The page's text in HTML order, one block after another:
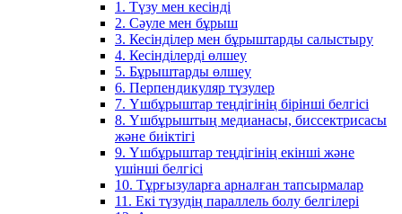
1. Түзу мен кесінді
2. Сәуле мен бұрыш
3. Кесінділер мен бұрыштарды салыстыру
4. Кесінділерді өлшеу
5. Бұрыштарды өлшеу
6. Перпендикуляр түзулер
7. Үшбұрыштар теңдігінің бірінші белгісі
8. Үшбұрыштың медианасы, биссектрисасы
және биіктігі
9. Үшбұрыштар теңдігінің екінші және
үшінші белгісі
10. Тұрғызуларға арналған тапсырмалар
11. Екі түзудің параллель болу белгілері